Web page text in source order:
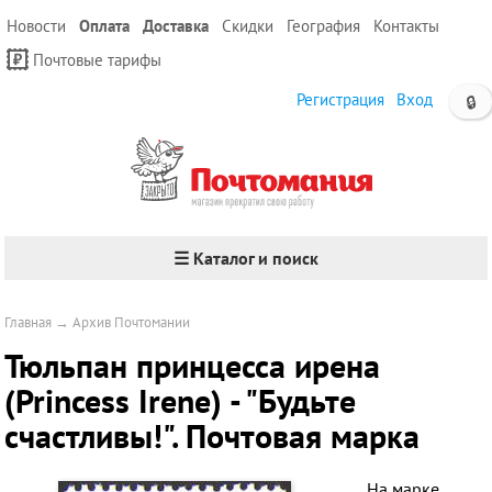
Новости Оплата Доставка Скидки География
Контакты
Почтовые тарифы
🔒
Регистрация Вход
☰ Каталог и поиск
Главная →Архив Почтомании
Тюльпан принцесса ирена
(Princess Irene) - "Будьте
счастливы!". Почтовая марка